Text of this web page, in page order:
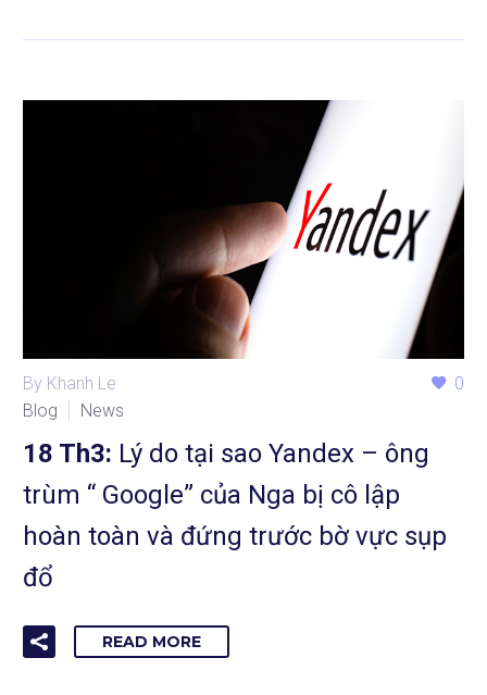
0
By Khanh Le
Blog
News
18 Th3: Lý do tại sao Yandex – ông
trùm “ Google” của Nga bị cô lập
hoàn toàn và đứng trước bờ vực sụp
đổ
READ MORE